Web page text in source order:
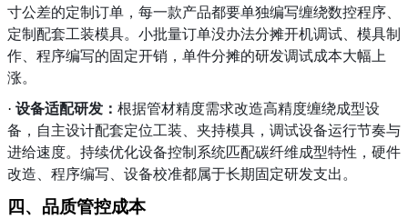
寸公差的定制订单，每一款产品都要单独编写缠绕数控程序、
定制配套工装模具。小批量订单没办法分摊开机调试、模具制
作、程序编写的固定开销，单件分摊的研发调试成本大幅上
涨。
· 设备适配研发 ： 根据管材精度需求改造高精度缠绕成型设
备，自主设计配套定位工装、夹持模具，调试设备运行节奏与
进给速度。持续优化设备控制系统匹配碳纤维成型特性，硬件
改造、程序编写、设备校准都属于长期固定研发支出。
四、 品质管控成本